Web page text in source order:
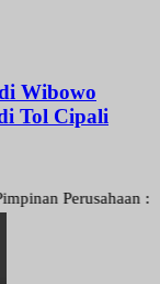
Wibowo
Tol Cipali
Perusahaan :